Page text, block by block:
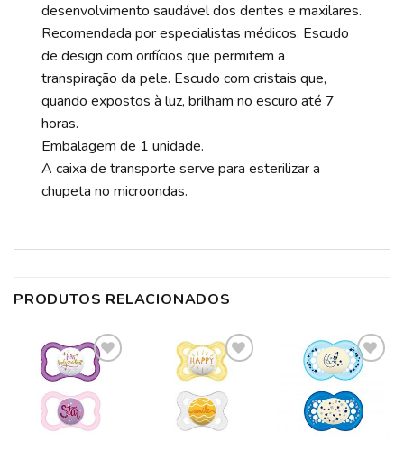
desenvolvimento saudável dos dentes e maxilares.
Recomendada por especialistas médicos. Escudo
de design com orifícios que permitem a
transpiração da pele. Escudo com cristais que,
quando expostos à luz, brilham no escuro até 7
horas.
Embalagem de 1 unidade.
A caixa de transporte serve para esterilizar a
chupeta no microondas.
PRODUTOS RELACIONADOS
ADICIONAR
A LISTA DE
ADICIONAR
A LISTA DE
ADICIONAR
A LISTA DE